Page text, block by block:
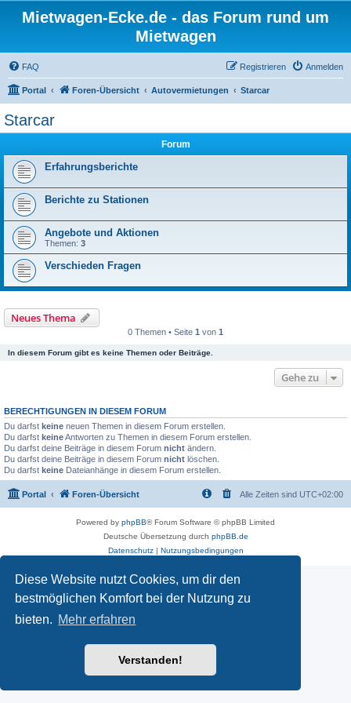
Diese Website nutzt Cookies, um dir den
bestmöglichen Komfort bei der Nutzung zu
bieten. Mehr erfahren
Verstanden!
Mietwagen-Ecke.de - das Forum rund um
Mietwagen
FAQ Anmelden
Registrieren
Portal Foren-Übersicht Autovermietungen Starcar
Starcar
Forum
Erfahrungsberichte
Berichte zu Stationen
Angebote und Aktionen
Themen: 3
Verschieden Fragen
Neues Thema
0 Themen • Seite 1 von 1
In diesem Forum gibt es keine Themen oder Beiträge.
Gehe zu
BERECHTIGUNGEN IN DIESEM FORUM
Du darfst keine neuen Themen in diesem Forum erstellen.
Du darfst keineAntworten zu Themen in diesem Forum erstellen.
Du darfst deine Beiträge in diesem Forum nicht ändern.
Du darfst deine Beiträge in diesem Forum nicht löschen.
Du darfst keine Dateianhänge in diesem Forum erstellen.
Portal Foren-Übersicht Alle Zeiten sind UTC+02:00
Powered by phpBB® Forum Software © phpBB Limited
Deutsche Übersetzung durch phpBB.de
Datenschutz| Nutzungsbedingungen